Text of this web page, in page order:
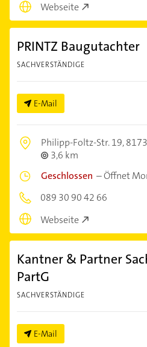
Webseite
PRINTZ Baugutachter
SACHVERSTÄNDIGE
E-Mail
Philipp-Foltz-Str. 19,
3,6 km
Geschlossen –Öffnet
089 30 90 42 66
Webseite
Kantner & Partner
PartG
SACHVERSTÄNDIGE
E-Mail